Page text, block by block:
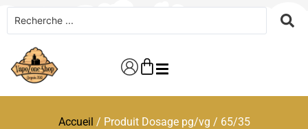
Accueil / Produit Dosage pg/vg / 65/35